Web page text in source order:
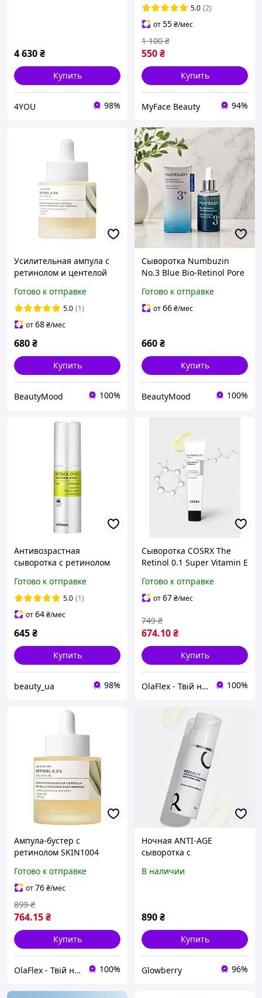
4 630₴
Купить
4YOU 98%
пептидами
антивозрастная
(Green/white)
5.0 (2)
от55₴/мес
550₴
1 100 ₴
Купить
MyFace Beauty 94%
Усилительная ампула с
ретинолом и центелой
Centella Retinol 0.2
Boosting Shot Ampoule
Готово к отправке
5.0 (1)
от68₴/мес
680₴
Купить
BeautyMood 100%
Сыворотка Numbuzin
No.3 Blue Bio-Retinol Pore
сужения пор лица, с
ретинолом, 30 мл
Готово к отправке
от66₴/мес
660₴
Купить
BeautyMood 100%
Антивозрастная
сыворотка с ретинолом
RETINOL SHOT
TIGHTENING SERUM
Готово к отправке
5.0 (1)
от64₴/мес
645₴
Купить
beauty_ua 98%
Сыворотка COSRX The
Retinol 0.1 Super Vitamin E
антивозрастная
сыворотка с ретинолом и
компонен
Готово к отправке
от67₴/мес
674.10₴
749 ₴
Купить
OlaFlex - Твій надійний партнер в світі краси! 100%
Ампула-бустер с
ретинолом SKIN1004
Retinol 0.2 Boosting Shot
Ampoule 30 мл
Готово к отправке
от76₴/мес
764.15₴
899 ₴
Купить
OlaFlex - Твій надійний партнер в світі краси! 100%
Ночная ANTI-AGE
сыворотка с
ретинолом от ROBEAUTY
В наличии
890₴
Купить
Glowberry 96%